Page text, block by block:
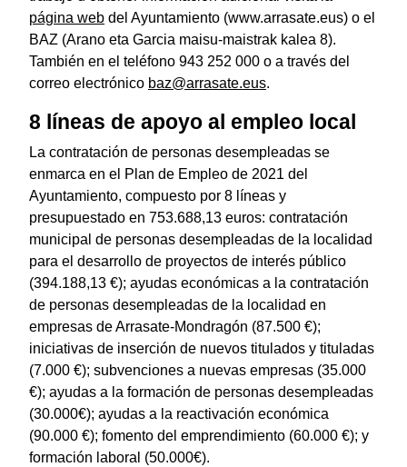
página web del Ayuntamiento (www.arrasate.eus) o el
BAZ (Arano eta Garcia maisu-maistrak kalea 8).
También en el teléfono 943 252 000 o a través del
correo electrónico baz@arrasate.eus.
8 líneas de apoyo al empleo local
La contratación de personas desempleadas se
enmarca en el Plan de Empleo de 2021 del
Ayuntamiento, compuesto por 8 líneas y
presupuestado en 753.688,13 euros: contratación
municipal de personas desempleadas de la localidad
para el desarrollo de proyectos de interés público
(394.188,13 €); ayudas económicas a la contratación
de personas desempleadas de la localidad en
empresas de Arrasate-Mondragón (87.500 €);
iniciativas de inserción de nuevos titulados y tituladas
(7.000 €); subvenciones a nuevas empresas (35.000
€); ayudas a la formación de personas desempleadas
(30.000€); ayudas a la reactivación económica
(90.000 €); fomento del emprendimiento (60.000 €); y
formación laboral (50.000€).